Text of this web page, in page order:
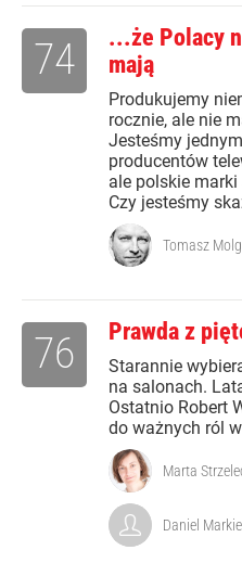
...że Polacy
mają
Produkujemy
rocznie, ale nie
Jesteśmy
producentów
ale polskie marki
Czy jesteśmy
74
Tomasz
Prawda z
Starannie
na salonach.
Ostatnio Robert
do ważnych ról
76
Marta
Daniel